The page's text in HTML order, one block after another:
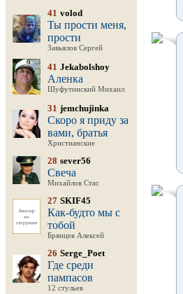
41 volod
Ты прости меня,
прости
Завьялов Сергей
41 Jekabolshoy
Аленка
Шуфутинский Михаил
31 jemchujinka
Скоро я приду за
вами, братья
Христианские
28 sever56
Свеча
Михайлов Стас
27 SKIF45
Как-будто мы с
тобой
Брянцев Алексей
26 Serge_Poet
Где среди
пампасов
12 стульев